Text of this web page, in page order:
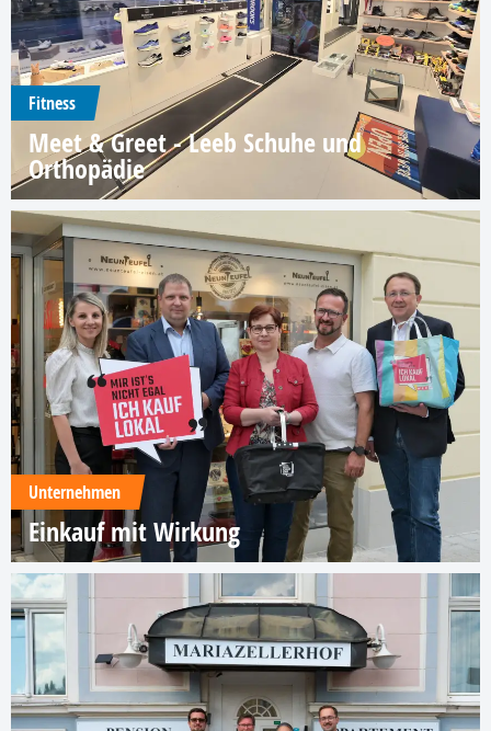
Fitness
Meet & Greet - Leeb Schuhe und
Orthopädie
Unternehmen
Einkauf mit Wirkung